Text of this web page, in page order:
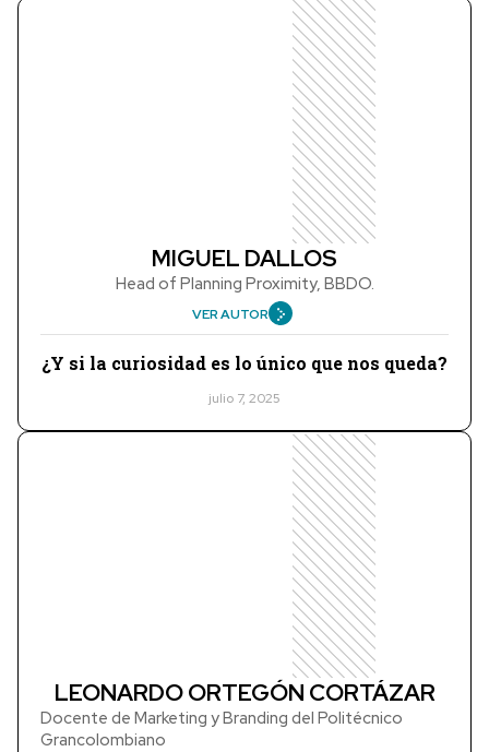
MIGUEL DALLOS
Head of Planning Proximity, BBDO.
VER AUTOR
¿Y si la curiosidad es lo único que nos queda?
julio 7, 2025
LEONARDO ORTEGÓN CORTÁZAR
Docente de Marketing y Branding del Politécnico
Grancolombiano